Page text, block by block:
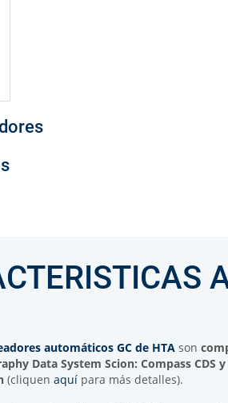
automáticos GC de HTA son
Data System Scion: Compass CDS y
(cliquen aquí para más detalles).